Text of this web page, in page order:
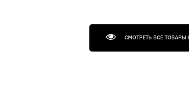
СМОТРЕТЬ ВСЕ ТОВАРЫ